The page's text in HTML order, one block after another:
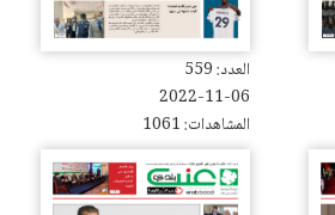
العدد: 559
2022-11-06
المشاهدات: 1061